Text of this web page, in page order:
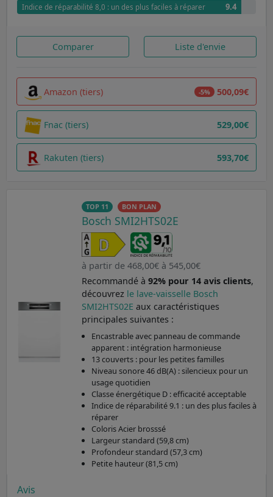
Indice de réparabilité 8,0 : un des plus faciles à réparer 9.4
Comparer Liste d'envie
Amazon (tiers) -5% 500,09€
Fnac (tiers) 529,00€
Rakuten (tiers) 593,70€
TOP 11 BON PLAN
Bosch SMI2HTS02E
à partir de 468,00€ à 545,00€
Recommandé à 92% pour 14 avis clients,
découvrez le lave-vaisselle Bosch
SMI2HTS02E aux caractéristiques
principales suivantes :
Encastrable avec panneau de commande
apparent : intégration harmonieuse
13 couverts : pour les petites familles
Niveau sonore 46 dB(A) : silencieux pour un
usage quotidien
Classe énergétique D : efficacité acceptable
Indice de réparabilité 9.1 : un des plus faciles à
réparer
Coloris Acier brosssé
Largeur standard (59,8 cm)
Profondeur standard (57,3 cm)
Petite hauteur (81,5 cm)
Avis